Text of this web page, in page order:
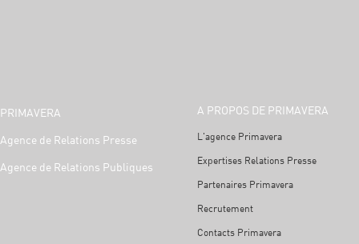
PRIMAVERA
Agence de Relations Presse
Agence de Relations Publiques
A PROPOS DE PRIMAVERA
L'agence Primavera
Expertises Relations Presse
Partenaires Primavera
Recrutement
Contacts Primavera